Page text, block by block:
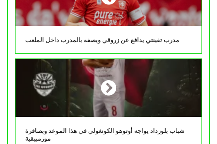
مدرب تفينتي يدافع عن زروقي ويصفه بالمدرب داخل الملعب
شباب بلوزداد يواجه أوتوهو الكونغولي في هذا الموعد وبصافرة
موزمبيقية